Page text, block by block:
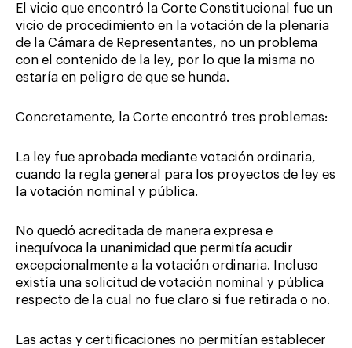
El vicio que encontró la Corte Constitucional fue un
vicio de procedimiento en la votación de la plenaria
de la Cámara de Representantes, no un problema
con el contenido de la ley, por lo que la misma no
estaría en peligro de que se hunda.
Concretamente, la Corte encontró tres problemas:
La ley fue aprobada mediante votación ordinaria,
cuando la regla general para los proyectos de ley es
la votación nominal y pública.
No quedó acreditada de manera expresa e
inequívoca la unanimidad que permitía acudir
excepcionalmente a la votación ordinaria. Incluso
existía una solicitud de votación nominal y pública
respecto de la cual no fue claro si fue retirada o no.
Las actas y certificaciones no permitían establecer